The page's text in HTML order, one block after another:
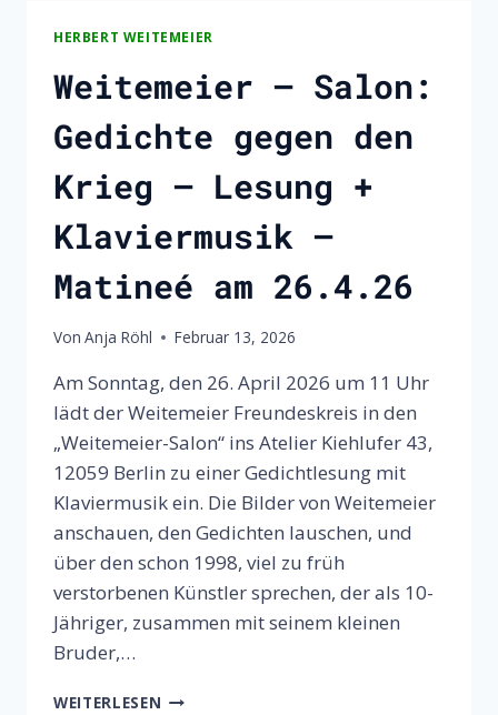
HERBERT WEITEMEIER
Weitemeier – Salon:
Gedichte gegen den
Krieg – Lesung +
Klaviermusik –
Matineé am 26.4.26
Von Anja Röhl Februar 13, 2026
Am Sonntag, den 26. April 2026 um 11 Uhr
lädt der Weitemeier Freundeskreis in den
„Weitemeier-Salon“ ins Atelier Kiehlufer 43,
12059 Berlin zu einer Gedichtlesung mit
Klaviermusik ein. Die Bilder von Weitemeier
anschauen, den Gedichten lauschen, und
über den schon 1998, viel zu früh
verstorbenen Künstler sprechen, der als 10-
Jähriger, zusammen mit seinem kleinen
Bruder,…
WEITERLESEN WEITEMEIER